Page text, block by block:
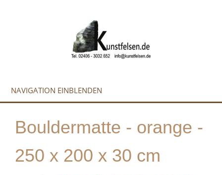
NAVIGATION EINBLENDEN
Bouldermatte - orange -
250 x 200 x 30 cm